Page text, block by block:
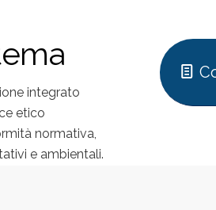
integrato
etico
normativa,
e ambientali.